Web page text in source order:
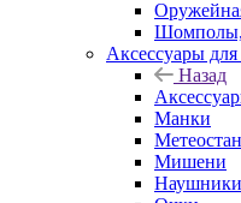
Шомполы,
Аксессуары
Назад
Манки
Мишени
Наушники